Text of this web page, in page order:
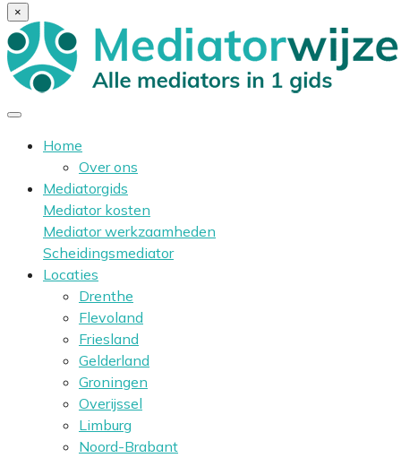
×
Home
Over ons
Mediatorgids
Mediator kosten
Mediator werkzaamheden
Scheidingsmediator
Locaties
Drenthe
Flevoland
Friesland
Gelderland
Groningen
Overijssel
Limburg
Noord-Brabant